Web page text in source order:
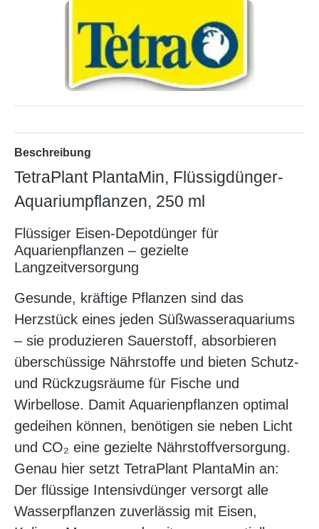
Beschreibung
TetraPlant PlantaMin, Flüssigdünger-
Aquariumpflanzen, 250 ml
Flüssiger Eisen-Depotdünger für
Aquarienpflanzen – gezielte
Langzeitversorgung
Gesunde, kräftige Pflanzen sind das
Herzstück eines jeden Süßwasseraquariums
– sie produzieren Sauerstoff, absorbieren
überschüssige Nährstoffe und bieten Schutz-
und Rückzugsräume für Fische und
Wirbellose. Damit Aquarienpflanzen optimal
gedeihen können, benötigen sie neben Licht
und CO₂ eine gezielte Nährstoffversorgung.
Genau hier setzt TetraPlant PlantaMin an:
Der flüssige Intensivdünger versorgt alle
Wasserpflanzen zuverlässig mit Eisen,